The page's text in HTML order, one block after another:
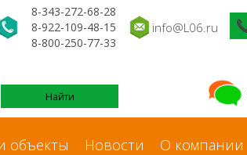
8-343-272-68-28
8-922-109-48-15
8-800-250-77-33
info@L06.ru
объекты Новости О компании